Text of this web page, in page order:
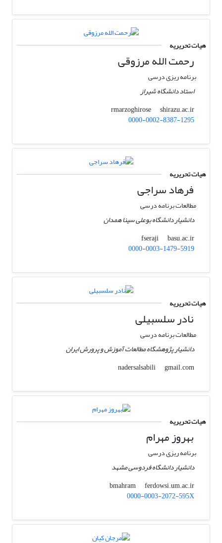
هیات تحریریه
رحمت الله مرزوقی
برنامه ریزی درسی
استاد دانشگاه شیراز
rmarzoghirose
shirazu.ac.ir
0000-0002-8387-1295
هیات تحریریه
فرهاد سراجی
مطالعات برنامه درسی
دانشیار دانشگاه بوعلی سینا همدان
fseraji
basu.ac.ir
0000-0003-1479-5919
هیات تحریریه
نادر سلسبیلی
مطالعات برنامه درسی
دانشیار پژوهشگاه مطالعات آموزش و پرورش ایران
nadersalsabili
gmail.com
هیات تحریریه
بهروز مهرام
برنامه ریزی درسی
دانشیار دانشگاه فردوسی مشهد
bmahram
ferdowsi.um.ac.ir
0000-0003-2072-595X